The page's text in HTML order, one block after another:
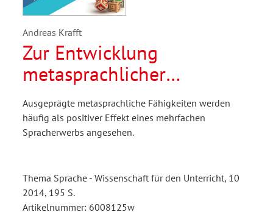
Andreas Krafft
Zur Entwicklung
metasprachlicher
Fähigkeiten bei Kindern
mit ein- und
mehrsprachigem
Ausgeprägte metasprachliche Fähigkeiten werden
häufig als positiver Effekt eines mehrfachen
Spracherwerbs angesehen.
Thema Sprache - Wissenschaft für den Unterricht, 10
2014, 195 S.
Artikelnummer: 6008125w